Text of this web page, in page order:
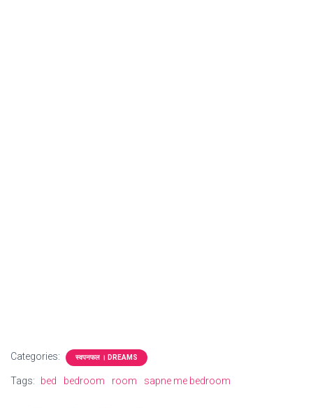
Categories: स्वपनफल । DREAMS
Tags: bed bedroom room sapne me bedroom